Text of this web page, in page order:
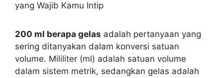
200 ml berapa gelas adalah pertanyaan yang
sering ditanyakan dalam konversi satuan
volume. Mililiter (ml) adalah satuan volume
dalam sistem metrik, sedangkan gelas adalah